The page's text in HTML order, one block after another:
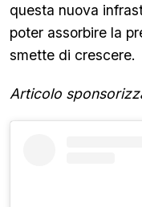
questa nuova
poter assorbire la
smette di crescere.
Articolo